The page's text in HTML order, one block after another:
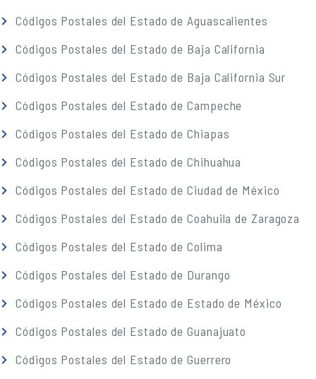
Códigos Postales del Estado de Aguascalientes
Códigos Postales del Estado de Baja California
Códigos Postales del Estado de Baja California Sur
Códigos Postales del Estado de Campeche
Códigos Postales del Estado de Chiapas
Códigos Postales del Estado de Chihuahua
Códigos Postales del Estado de Ciudad de México
Códigos Postales del Estado de Coahuila de Zaragoza
Códigos Postales del Estado de Colima
Códigos Postales del Estado de Durango
Códigos Postales del Estado de Estado de México
Códigos Postales del Estado de Guanajuato
Códigos Postales del Estado de Guerrero